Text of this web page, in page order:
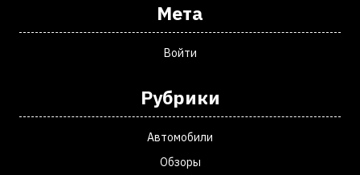
Мета
Войти
Рубрики
Автомобили
Обзоры